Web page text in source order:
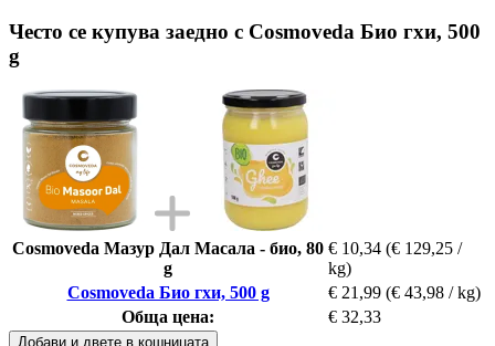
Често се купува заедно с Cosmoveda Био гхи, 500
g
Cosmoveda Мазур Дал Масала - био, 80
g
€ 10,34 (€ 129,25 /
kg)
Cosmoveda Био гхи, 500 g
€ 21,99 (€ 43,98 / kg)
Обща цена:
€ 32,33
Добави и двете в кошницата